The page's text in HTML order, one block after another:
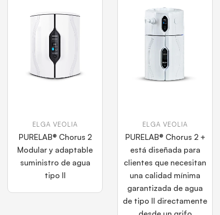
ELGA VEOLIA
PURELAB® Chorus 2
Modular y adaptable
suministro de agua
tipo II
ELGA VEOLIA
PURELAB® Chorus 2 +
está diseñada para
clientes que necesitan
una calidad mínima
garantizada de agua
de tipo II directamente